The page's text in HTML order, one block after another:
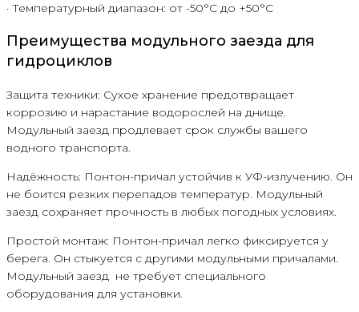
· Температурный диапазон: от -50°C до +50°C
Преимущества модульного заезда для
гидроциклов
Защита техники: Сухое хранение предотвращает
коррозию и нарастание водорослей на днище.
Модульный заезд продлевает срок службы вашего
водного транспорта.
Надёжность: Понтон-причал устойчив к УФ-излучению. Он
не боится резких перепадов температур. Модульный
заезд сохраняет прочность в любых погодных условиях.
Простой монтаж: Понтон-причал легко фиксируется у
берега. Он стыкуется с другими модульными причалами.
Модульный заезд не требует специального
оборудования для установки.